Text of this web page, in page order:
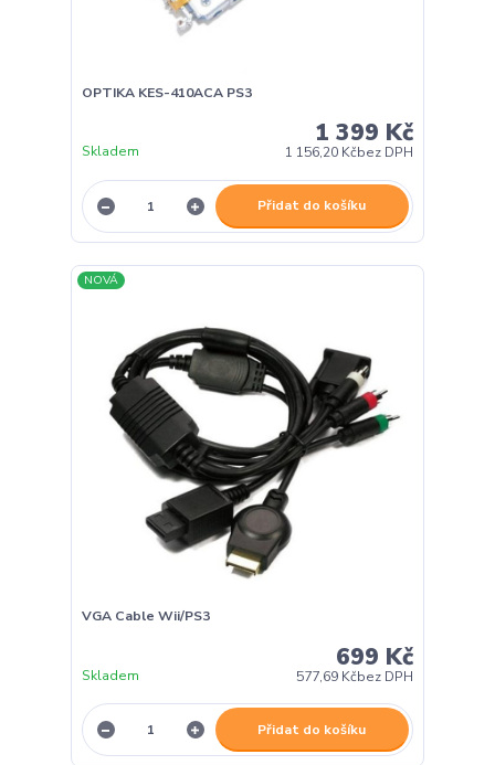
OPTIKA KES-410ACA PS3
1 399 Kč
1 156,20 Kčbez DPH
Skladem
Přidat do košíku
NOVÁ
VGA Cable Wii/PS3
699 Kč
577,69 Kčbez DPH
Skladem
Přidat do košíku